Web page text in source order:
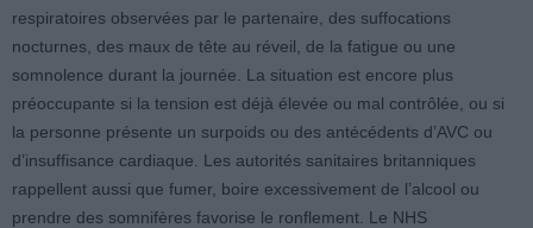
respiratoires observées par le partenaire, des suffocations
nocturnes, des maux de tête au réveil, de la fatigue ou une
somnolence durant la journée. La situation est encore plus
préoccupante si la tension est déjà élevée ou mal contrôlée, ou si
la personne présente un surpoids ou des antécédents d’AVC ou
d’insuffisance cardiaque. Les autorités sanitaires britanniques
rappellent aussi que fumer, boire excessivement de l’alcool ou
prendre des somnifères favorise le ronflement. Le NHS